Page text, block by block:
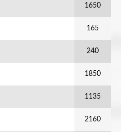
1650
165
240
1850
1135
2160